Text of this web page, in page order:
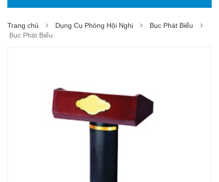
Trang chủ Dụng Cụ Phòng Hội Nghị
Bục Phát Biểu
Bục Phát Biểu